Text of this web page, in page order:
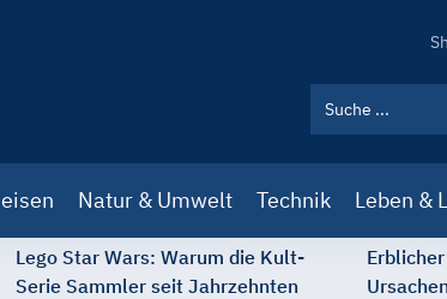
Natur & Umwelt Technik Leben &
Lego Star Wars: Warum die Kult-
Serie Sammler seit Jahrzehnten